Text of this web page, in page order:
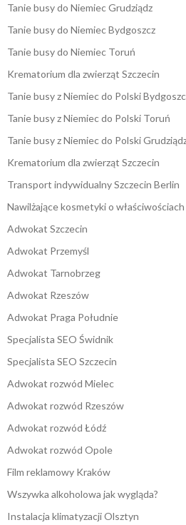
Tanie busy do Niemiec Grudziądz
Tanie busy do Niemiec Bydgoszcz
Tanie busy do Niemiec Toruń
Krematorium dla zwierząt Szczecin
Tanie busy z Niemiec do Polski
Tanie busy z Niemiec do Polski Toruń
Tanie busy z Niemiec do Polski
Krematorium dla zwierząt Szczecin
Transport indywidualny Szczecin Berlin
Nawilżające kosmetyki o
Adwokat Szczecin
Adwokat Przemyśl
Adwokat Tarnobrzeg
Adwokat Rzeszów
Adwokat Praga Południe
Specjalista SEO Świdnik
Specjalista SEO Szczecin
Adwokat rozwód Mielec
Adwokat rozwód Rzeszów
Adwokat rozwód Łódź
Adwokat rozwód Opole
Film reklamowy Kraków
Wszywka alkoholowa jak wygląda?
Instalacja klimatyzacji Olsztyn